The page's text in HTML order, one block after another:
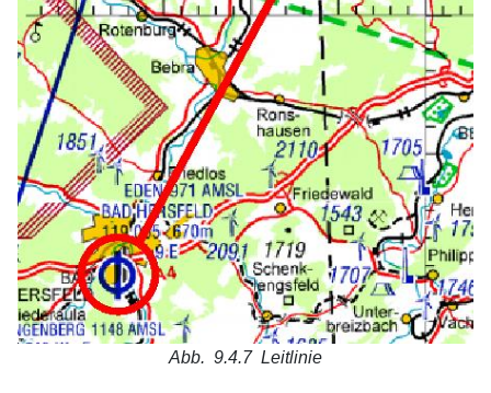
Abb. 9.4.7Leitlinie